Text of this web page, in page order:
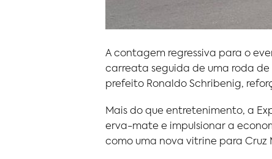
A contagem regressiva para o
carreata seguida de uma roda
prefeito Ronaldo Schribenig,
Mais do que entretenimento, a
erva-mate e impulsionar a
como uma nova vitrine para Cruz